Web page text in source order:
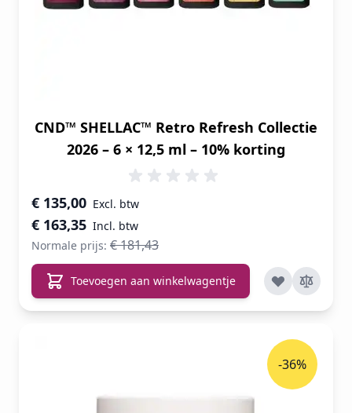
CND™ SHELLAC™ Retro Refresh Collectie
2026 – 6 × 12,5 ml – 10% korting
Speciale prijs
€ 163,35
€ 135,00
Normale prijs: € 181,43
Toevoegen aan winkelwagentje
-36%